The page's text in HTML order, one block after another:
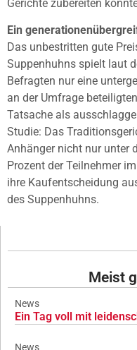
Gerichte zubereiten
Ein
Das unbestritten gute
Suppenhuhns spielt laut
Befragten nur eine
an der Umfrage
Tatsache als
Studie: Das
Anhänger nicht nur unter
Prozent der Teilnehmer
ihre Kaufentscheidung
des Suppenhuhns.
Meist
News
Ein Tag voll mit
News